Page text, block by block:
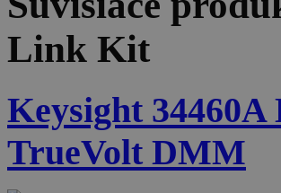
Link Kit
Keysight
TrueVolt DMM